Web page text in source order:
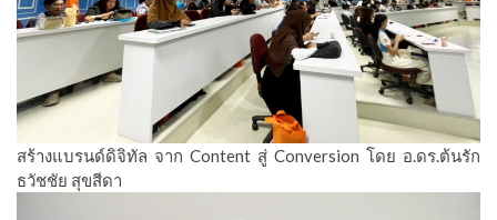
สร้างแบรนด์ดิจิทัล จาก Content สู่ Conversion โดย อ.ดร.ต้นรัก
ธวัชชัย สุขสีดา